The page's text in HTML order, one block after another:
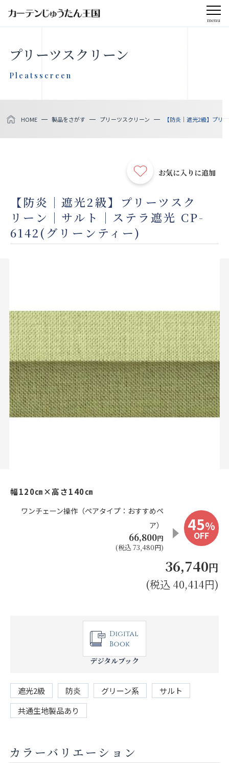
menu
会社案内
お知らせ
製品をさがす
店舗をさがす
お役立ち情報
FAQ
お問い合わせ
お気に入りリスト
法人のお客様へ
プリーツスクリーン
Pleatsscreen
HOME 製品をさがす プリーツスクリーン 【防炎｜遮光2級】プリ
お気に入りに追加
【防炎｜遮光2級】プリーツスク
リーン｜サルト｜ステラ遮光 CP-
6142(グリーンティー)
幅120㎝×高さ140㎝
ワンチェーン操作（ペアタイプ：おすすめペ
ア）
66,800円
(税込 73,480円)
45%
OFF
36,740円
(税込 40,414円)
デジタルブック
遮光2級 防炎 グリーン系
サルト
共通生地製品あり
カラーバリエーション